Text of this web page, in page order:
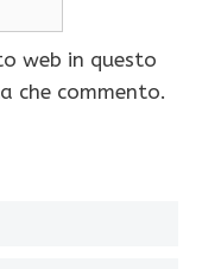
web in questo
che commento.